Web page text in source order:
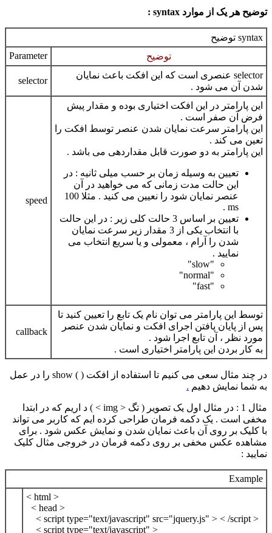
توضیح هر یک از موارد syntax :
syntax توضیح
توضیح
Parameter
selector عنصری است که این افکت باعث نمایان
شدن آن می شود .
selector
این پارامتر در این افکت اختیاری بوده و مقدار پیش
فرض آن صفر است .
این پارامتر سرعت نمایان شدن عنصر توسط افکت را
تعین می کند .
این پارامتر به دو صورت قابل مقداردهی می باشد .
تعیین به وسیله زمان بر حسب میلی ثانیه : در
این حالت مدت زمانی که می خواهید در آن
عنصر نمایان شود را نعیین می کنید . مثلا 100
ms .
تعیین بر اساس 3 حالت کلی زیر : در این حالت
با انتخاب یکی از 3 مقدار زیر سرعت نمایان
شدن را آرام ، معمولی و یا سریع انتخاب می
نمایید .
"slow"
"normal"
"fast"
speed
توسط این پارامتر می توان نام یک تابع را تعیین کنید تا
پس از پایان پافتن اجرای افکت و نمایان شدن عنصر
مورد نظر ، آن تابع اجرا شود .
به کار بردن این پارامتر اختیاری است .
callback
در چند مثال سعی می کنیم تا استفاده از افکت ( ) show را در عمل
به شما نمایش دهیم .
مثال 1
: در مثال اول یک تصویر ( تگ < img > ) د اریم که در ابتدا
مخفی است . یک دکمه فرمان طراحی کرده ایم که کاربر می تواند
با کلیک بر روی آن باعث نمایان شدن و نمایش عکس شود . برای
مشاهده عکس مخفی بر روی دکمه فرمان در خروجی مثال کلیک
نمایید :
Example
< html >
< head >
< script type="text/javascript" src="jquery.js" > < /script >
< script type="text/javascript" >